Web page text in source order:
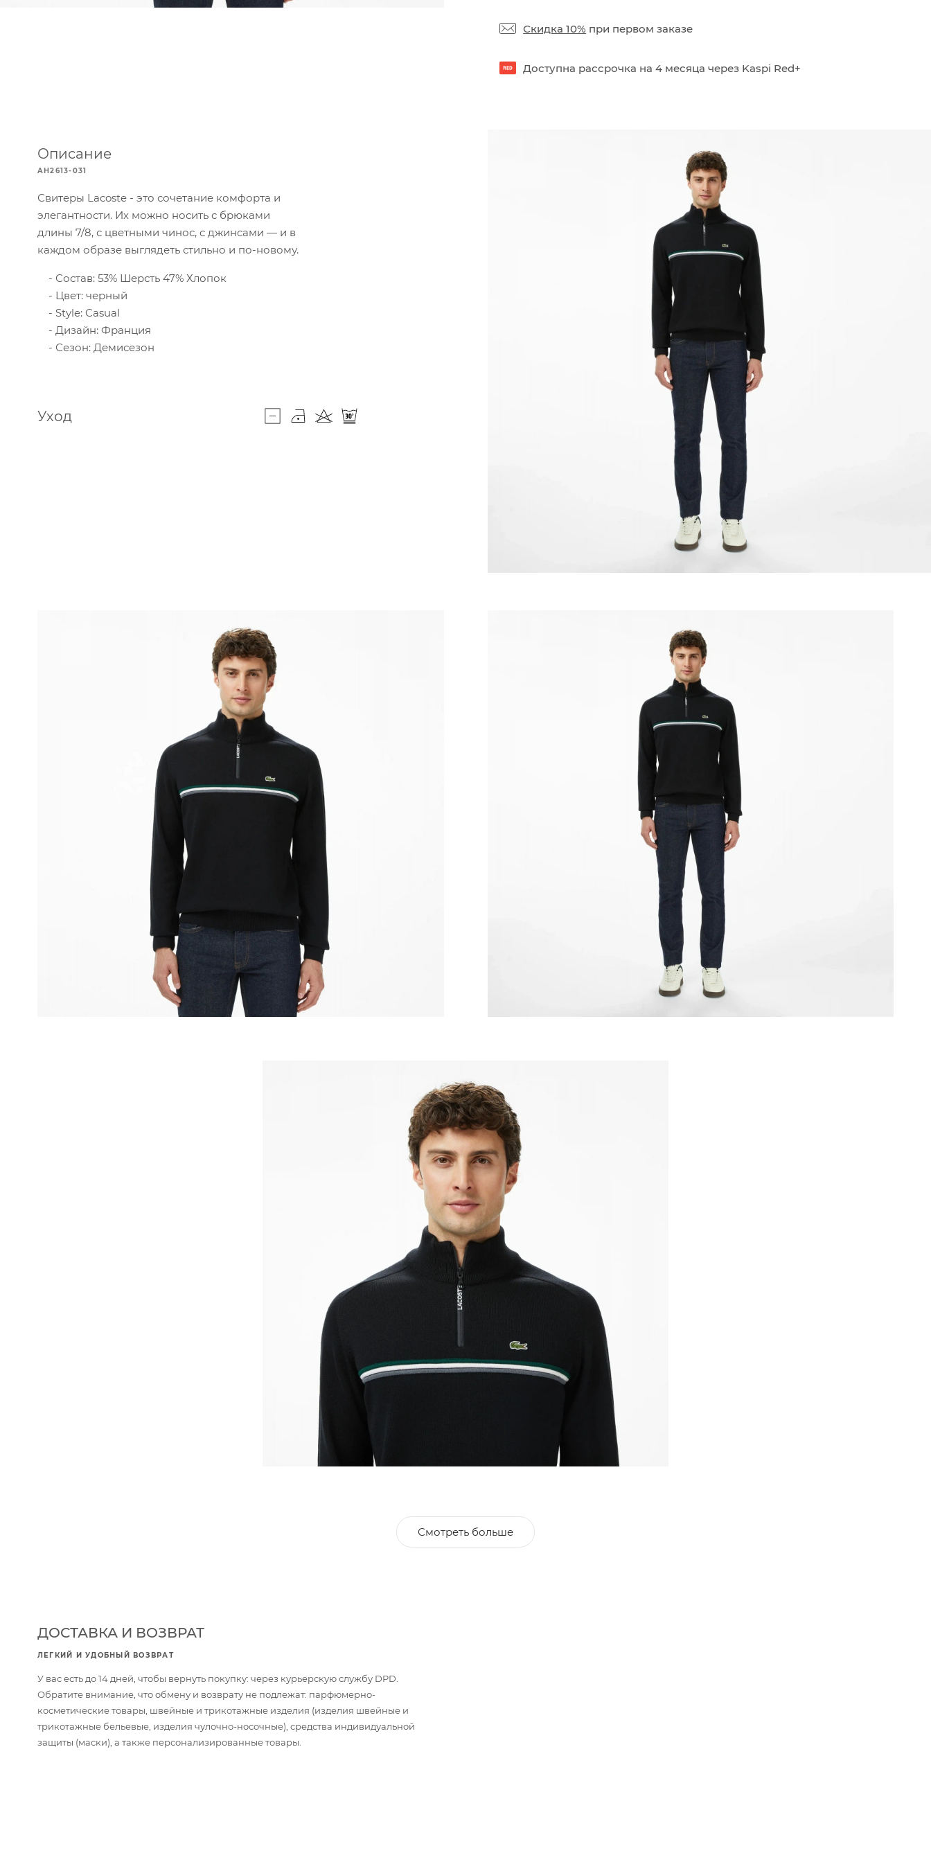
Скидка 10% при первом заказе
Доступна рассрочка на 4 месяца через Kaspi Red+
Описание
AH2613-031
Свитеры Lacoste - это сочетание комфорта и
элегантности. Их можно носить с брюками
длины 7/8, с цветными чинос, с джинсами — и в
каждом образе выглядеть стильно и по-новому.
Состав: 53% Шерсть 47% Хлопок
Цвет: черный
Style: Casual
Дизайн: Франция
Сезон: Демисезон
Уход
Смотреть больше
ДОСТАВКА И ВОЗВРАТ
ЛЕГКИЙ И УДОБНЫЙ ВОЗВРАТ
У вас есть до 14 дней, чтобы вернуть покупку: через курьерскую службу DPD.
Обратите внимание, что обмену и возврату не подлежат: парфюмерно-
косметические товары, швейные и трикотажные изделия (изделия швейные и
трикотажные бельевые, изделия чулочно-носочные), средства индивидуальной
защиты (маски), а также персонализированные товары.